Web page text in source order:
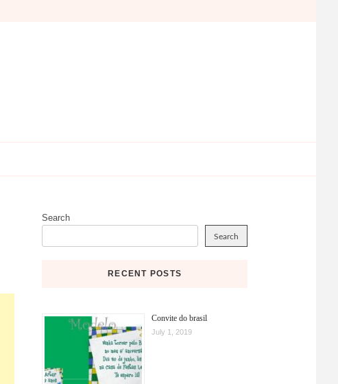
Search
Search
RECENT POSTS
Convite do brasil
July 1, 2019